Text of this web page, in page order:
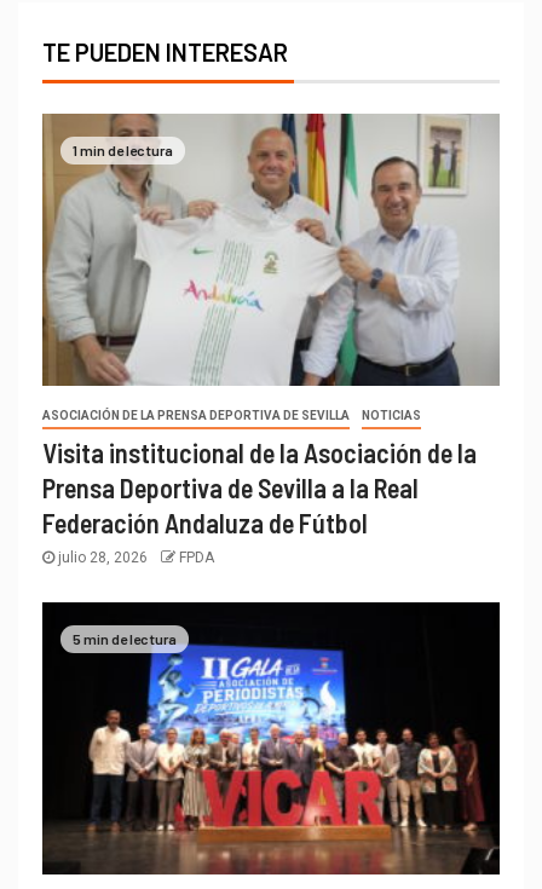
TE PUEDEN INTERESAR
1 min de lectura
ASOCIACIÓN DE LA PRENSA DEPORTIVA DE SEVILLA NOTICIAS
Visita institucional de la Asociación de la
Prensa Deportiva de Sevilla a la Real
Federación Andaluza de Fútbol
julio 28, 2026 FPDA
5 min de lectura